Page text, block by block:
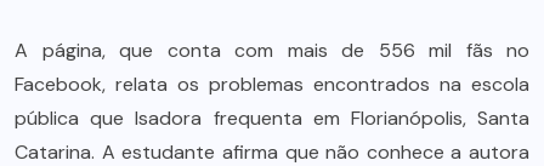
A página, que conta com mais de 556 mil fãs no
Facebook, relata os problemas encontrados na escola
pública que Isadora frequenta em Florianópolis, Santa
Catarina. A estudante afirma que não conhece a autora